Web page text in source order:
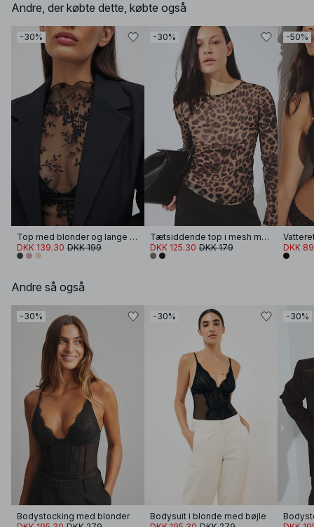
Andre, der købte dette, købte også
-30%
Top med blonder og lange ærmer
DKK 139.30 DKK 199
-30%
Tætsiddende top i mesh med rund halsudskæring
DKK 125.30 DKK 179
-50%
DKK
Andre så også
-30%
Bodystocking med blonder
-30%
Bodysuit i blonde med bøjle
-30%